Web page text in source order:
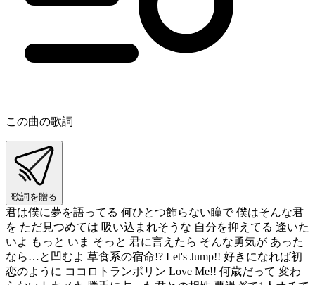
この曲の歌詞
歌詞を贈る
君は僕に夢を語ってる 何ひとつ飾らない瞳で 僕はそんな君
を ただ見つめては 吸い込まれそうな 自分を抑えてる 逢いた
いよ もっと いま そっと 君に言えたら そんな勇気が あった
なら…と凹むよ 草食系の宿命!? Let's Jump!! 好きになれば初
恋のように ココロトランポリン Love Me!! 何歳だって 変わ